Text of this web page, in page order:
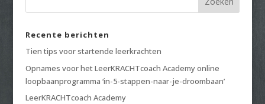
Recente berichten
Tien tips voor startende leerkrachten
Opnames voor het LeerKRACHTcoach Academy online
loopbaanprogramma ‘in-5-stappen-naar-je-droombaan’
LeerKRACHTcoach Academy